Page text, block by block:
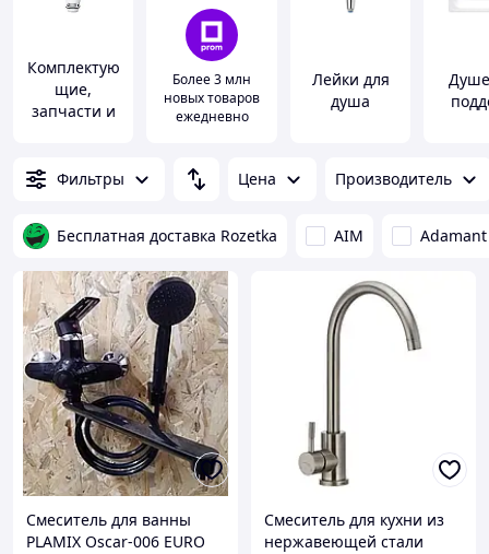
Комплектую
щие,
запчасти и
для
Более 3 млн
новых товаров
ежедневно
Лейки для
душа
Фильтры Цена Производитель
Бесплатная доставка Rozetka AIM Adamant
Смеситель для ванны
PLAMIX Oscar-006 EURO
Смеситель для кухни из
нержавеющей стали